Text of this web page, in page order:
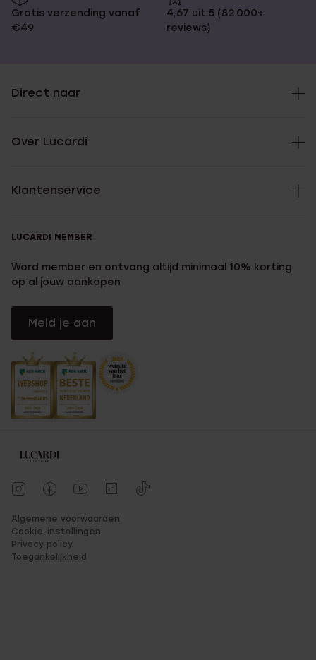
Gratis verzending vanaf
€49
4,67 uit 5 (82.000+
reviews)
Direct naar
Over Lucardi
Klantenservice
LUCARDI MEMBER
Word member en ontvang altijd minimaal 10% korting
op al jouw aankopen
Meld je aan
Algemene voorwaarden
Cookie-instellingen
Privacy policy
Toegankelijkheid